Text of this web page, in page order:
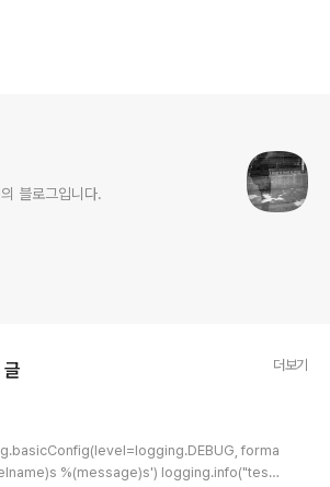
블로그입니다.
글 더보기
forma
%(message)s') logging.info("tes